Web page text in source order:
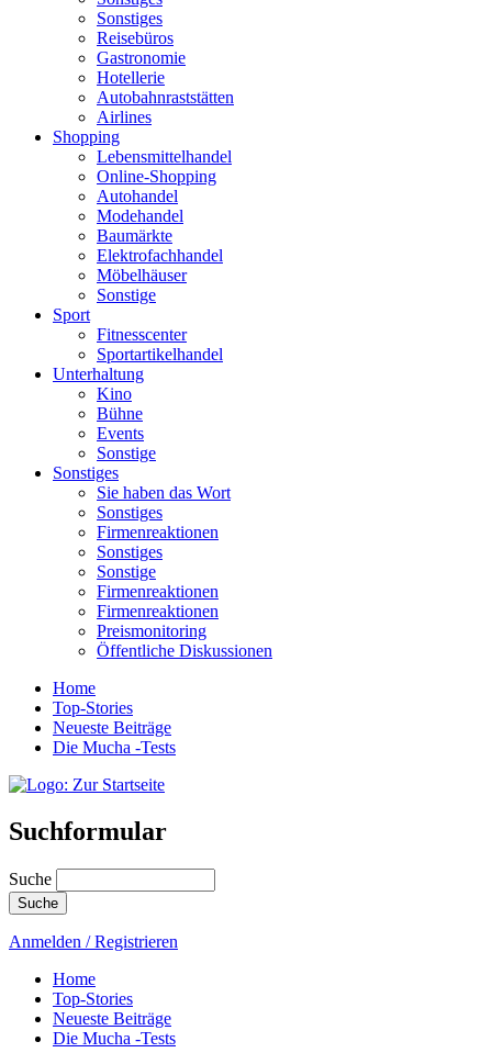
Sonstiges
Reisebüros
Gastronomie
Hotellerie
Autobahnraststätten
Airlines
Shopping
Lebensmittelhandel
Online-Shopping
Autohandel
Modehandel
Baumärkte
Elektrofachhandel
Möbelhäuser
Sonstige
Sport
Fitnesscenter
Sportartikelhandel
Unterhaltung
Kino
Bühne
Events
Sonstige
Sonstiges
Sie haben das Wort
Sonstiges
Firmenreaktionen
Sonstiges
Sonstige
Firmenreaktionen
Firmenreaktionen
Preismonitoring
Öffentliche Diskussionen
Home
Top-Stories
Neueste Beiträge
Die Mucha -Tests
Suchformular
Suche
Anmelden / Registrieren
Home
Top-Stories
Neueste Beiträge
Die Mucha -Tests